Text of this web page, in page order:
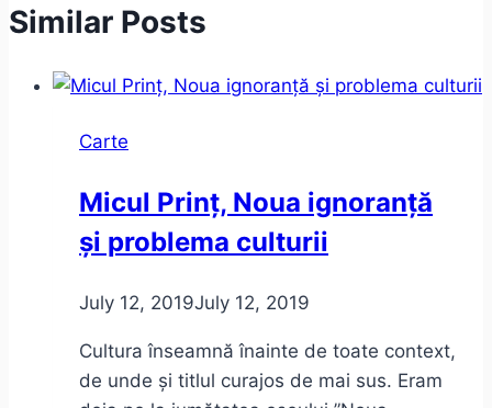
Similar Posts
Carte
Micul Prinț, Noua ignoranță
și problema culturii
July 12, 2019July 12, 2019
Cultura înseamnă înainte de toate context,
de unde și titlul curajos de mai sus. Eram